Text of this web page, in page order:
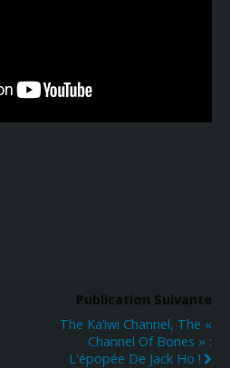
Publication Suivante
The Ka’iwi Channel, The «
Channel Of Bones » :
L'épopée De Jack Ho !